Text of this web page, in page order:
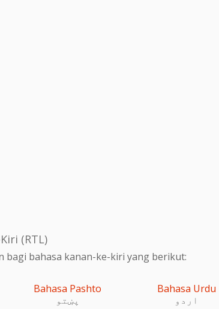
(RTL)
bagi bahasa kanan-ke-kiri yang berikut:
Bahasa Pashto
پښتو
Bahasa Urdu
اردو